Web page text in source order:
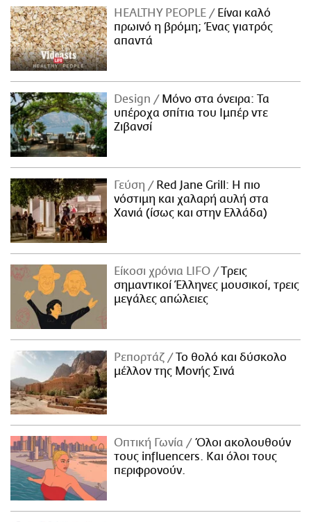
HEALTHY PEOPLE
Είναι καλό
πρωινό η βρόμη; Ένας γιατρός
απαντά
Design
Μόνο στα όνειρα: Τα
υπέροχα σπίτια του Ιμπέρ ντε
Ζιβανσί
Γεύση
Red Jane Grill: Η πιο
νόστιμη και χαλαρή αυλή στα
Χανιά (ίσως και στην Ελλάδα)
Είκοσι χρόνια LIFO
Tρεις
σημαντικοί Έλληνες μουσικοί, τρεις
μεγάλες απώλειες
Ρεπορτάζ
Το θολό και δύσκολο
μέλλον της Μονής Σινά
Οπτική Γωνία
Όλοι ακολουθούν
τους influencers. Και όλοι τους
περιφρονούν.